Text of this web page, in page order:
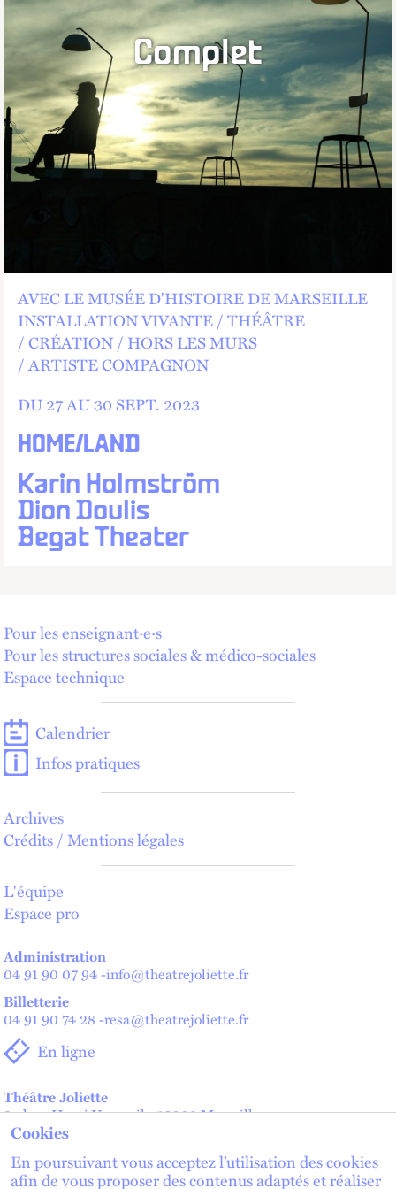
HOME/LAND
Karin Holmström
Dion Doulis
Begat Theater
AVEC LE MUSÉE D'HISTOIRE DE MARSEILLE
INSTALLATION VIVANTE
THÉÂTRE
CRÉATION
HORS LES MURS
ARTISTE COMPAGNON
DU 27 AU30 SEPT. 2023
Complet
Pour les enseignant·e·s
Pour les structures sociales & médico-sociales
Espace technique
Calendrier
Infos pratiques
Archives
Crédits / Mentions légales
L'équipe
Espace pro
Administration
04 91 90 07 94-info@theatrejoliette.fr
Billetterie
04 91 90 74 28 -resa@theatrejoliette.fr
En ligne
Théâtre Joliette
2 place Henri Verneuil - 13002 Marseille
Théâtre de Lenche — Maison des artistes
2 place de Lenche - 13002 Marseille
Cookies
En poursuivant vous acceptez l’utilisation des cookies
afin de vous proposer des contenus adaptés et réaliser